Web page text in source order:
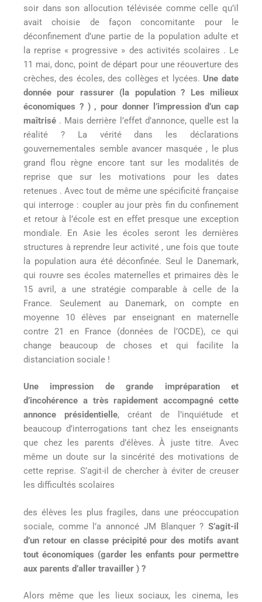
soir dans son allocution télévisée comme celle qu’il
avait choisie de façon concomitante pour le
déconfinement d’une partie de la population adulte et
la reprise « progressive » des activités scolaires . Le
11 mai, donc, point de départ pour une réouverture des
crèches, des écoles, des collèges et lycées. Une date
donnée pour rassurer (la population ? Les milieux
économiques ? ) , pour donner l’impression d’un cap
maîtrisé . Mais derrière l’effet d’annonce, quelle est la
réalité ? La vérité dans les déclarations
gouvernementales semble avancer masquée , le plus
grand flou règne encore tant sur les modalités de
reprise que sur les motivations pour les dates
retenues . Avec tout de même une spécificité française
qui interroge : coupler au jour près fin du confinement
et retour à l’école est en effet presque une exception
mondiale. En Asie les écoles seront les dernières
structures à reprendre leur activité , une fois que toute
la population aura été déconfinée. Seul le Danemark,
qui rouvre ses écoles maternelles et primaires dès le
15 avril, a une stratégie comparable à celle de la
France. Seulement au Danemark, on compte en
moyenne 10 élèves par enseignant en maternelle
contre 21 en France (données de l’OCDE), ce qui
change beaucoup de choses et qui facilite la
distanciation sociale !
Une impression de grande impréparation et
d’incohérence a très rapidement accompagné cette
annonce présidentielle, créant de l’inquiétude et
beaucoup d’interrogations tant chez les enseignants
que chez les parents d’élèves. À juste titre. Avec
même un doute sur la sincérité des motivations de
cette reprise. S’agit-il de chercher à éviter de creuser
les difficultés scolaires
des élèves les plus fragiles, dans une préoccupation
sociale, comme l’a annoncé JM Blanquer ? S’agit-il
d’un retour en classe précipité pour des motifs avant
tout économiques (garder les enfants pour permettre
aux parents d’aller travailler ) ?
Alors même que les lieux sociaux, les cinema, les